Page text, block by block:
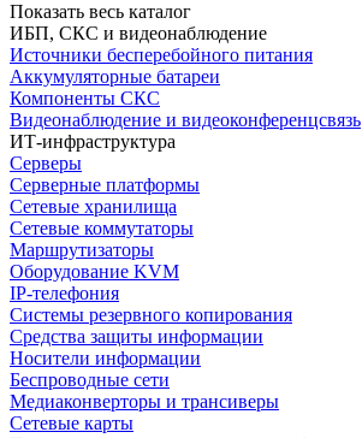
Показать весь каталог
ИБП, СКС и видеонаблюдение
Источники бесперебойного питания
Аккумуляторные батареи
Компоненты СКС
Видеонаблюдение и видеоконференцсвязь
ИТ-инфраструктура
Серверы
Серверные платформы
Сетевые хранилища
Сетевые коммутаторы
Маршрутизаторы
Оборудование KVM
IP-телефония
Системы резервного копирования
Средства защиты информации
Носители информации
Беспроводные сети
Медиаконверторы и трансиверы
Сетевые карты